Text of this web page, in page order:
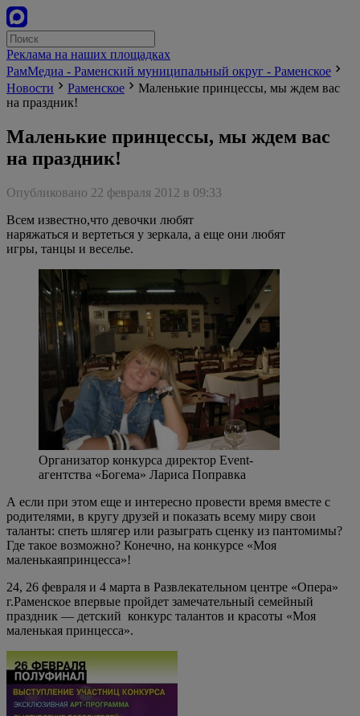
Реклама на наших площадках
РамМедиа - Раменский муниципальный округ - Раменское
Новости
Раменское
Маленькие принцессы, мы ждем вас
на праздник!
Маленькие принцессы, мы ждем вас
на праздник!
Опубликовано 22 февраля 2012 в 09:33
Всем известно,что девочки любят
наряжаться и вертеться у зеркала, а еще они любят
игры, танцы и веселье.
Организатор конкурса директор Event-
агентства «Богема» Лариса Поправка
А если при этом еще и интересно провести время вместе с
родителями, в кругу друзей и показать всему миру свои
таланты: спеть шлягер или разыграть сценку из пантомимы?
Где такое возможно? Конечно, на конкурсе «Моя
маленькаяпринцесса»!
24, 26 февраля и 4 марта в Развлекательном центре «Опера»
г.Раменское впервые пройдет замечательный семейный
праздник — детский конкурс талантов и красоты «Моя
маленькая принцесса».